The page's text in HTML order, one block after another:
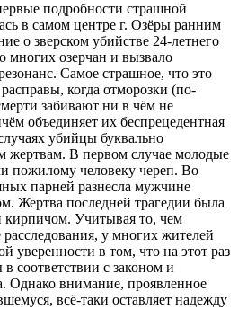
подробности страшной
в самом центре г. Озёры ранним
о зверском убийстве 24-летнего
многих озерчан и вызвало
Самое страшное, что это
когда отморозки (по-
забивают ни в чём не
объединяет их беспрецедентная
убийцы буквально
жертвам. В первом случае молодые
пожилому человеку череп. Во
парней разнесла мужчине
Жертва последней трагедии была
кирпичом. Учитывая то, чем
у многих жителей
уверенности в том, что на этот раз
соответствии с законом и
Однако внимание, проявленное
всё-таки оставляет надежду